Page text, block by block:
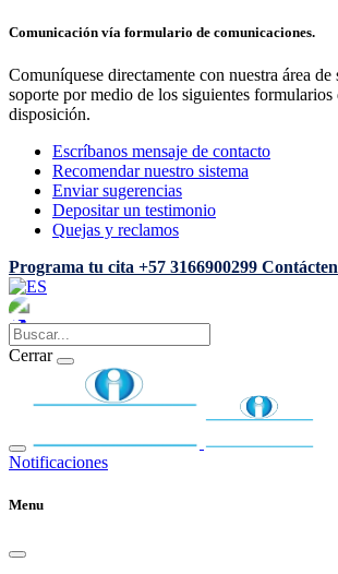
Comunicación vía formulario de comunicaciones.
Comuníquese directamente con nuestra área
soporte por medio de los siguientes formularios
disposición.
Escríbanos mensaje de contacto
Recomendar nuestro sistema
Enviar sugerencias
Depositar un testimonio
Quejas y reclamos
Programa tu cita +57 3166900299
Cerrar
Notificaciones
Menu